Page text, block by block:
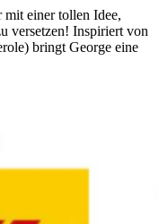
einer tollen Idee,
versetzen! Inspiriert von
bringt George eine